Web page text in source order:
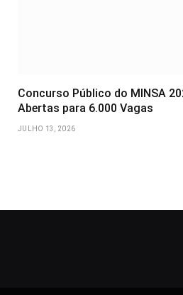
Concurso Público do MINSA
Abertas para 6.000 Vagas
JULHO 13, 2026